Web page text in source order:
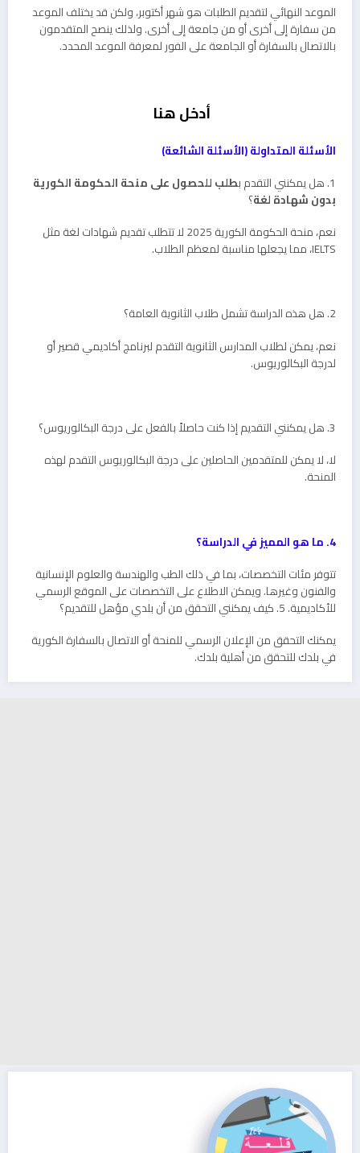
الموعد النهائي لتقديم الطلبات هو شهر أكتوبر، ولكن قد يختلف الموعد
من سفارة إلى أخرى أو من جامعة إلى أخرى. ولذلك ينصح المتقدمون
بالاتصال بالسفارة أو الجامعة على الفور لمعرفة الموعد المحدد.
أدخل هنا
الأسئلة المتداولة (الأسئلة الشائعة)
1. هل يمكنني التقدم ب
طلب للحصول على منحة الحكومة الكورية
بدون شهادة لغة؟
نعم، منحة الحكومة الكورية 2025 لا تتطلب تقديم شهادات لغة مثل
IELTS، مما يجعلها مناسبة لمعظم الطلاب.
2. هل هذه الدراسة تشمل طلاب الثانوية العامة؟
نعم، يمكن لطلاب المدارس الثانوية التقدم لبرنامج أكاديمي قصير أو
لدرجة البكالوريوس.
3. هل يمكنني التقديم إذا كنت حاصلاً بالفعل على درجة البكالوريوس؟
لا، لا يمكن للمتقدمين الحاصلين على درجة البكالوريوس التقدم لهذه
المنحة.
4. ما هو المميز في الدراسة؟
تتوفر مئات التخصصات، بما في ذلك الطب والهندسة والعلوم الإنسانية
والفنون وغيرها. ويمكن الاطلاع على التخصصات على الموقع الرسمي
للأكاديمية. 5. كيف يمكنني التحقق من أن بلدي مؤهل للتقديم؟
يمكنك التحقق من الإعلان الرسمي للمنحة أو الاتصال بالسفارة الكورية
في بلدك للتحقق من أهلية بلدك.